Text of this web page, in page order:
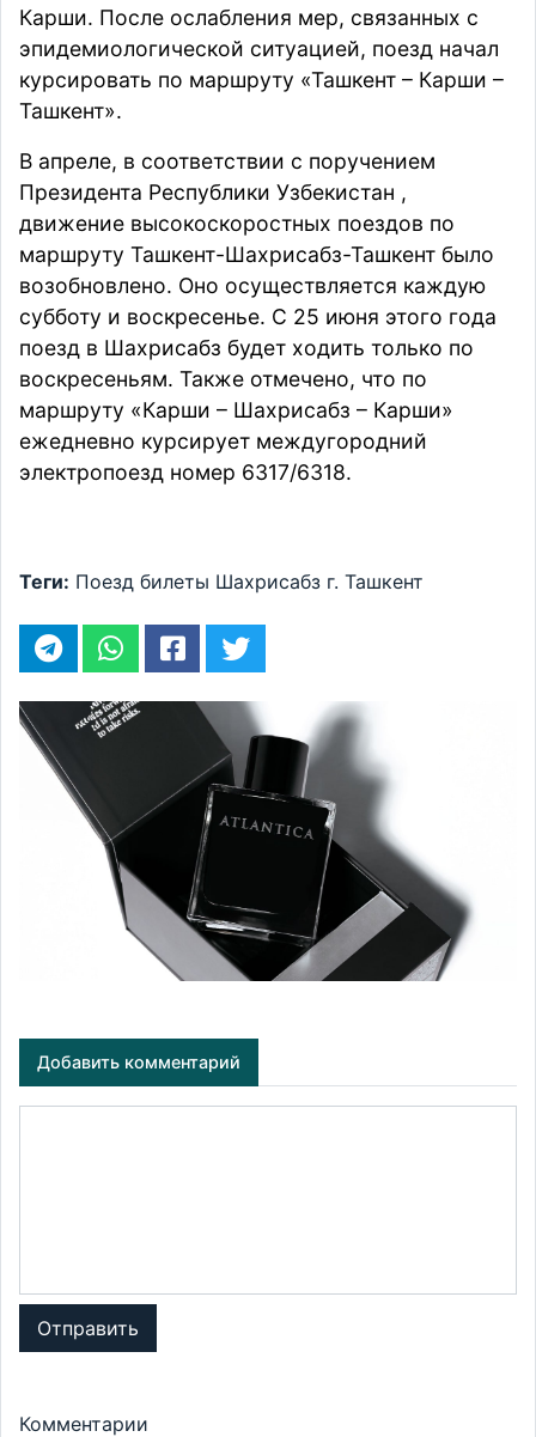
Карши. После ослабления мер, связанных с
эпидемиологической ситуацией, поезд начал
курсировать по маршруту «Ташкент – Карши –
Ташкент».
В апреле, в соответствии с поручением
Президента Республики Узбекистан ,
движение высокоскоростных поездов по
маршруту Ташкент-Шахрисабз-Ташкент было
возобновлено. Оно осуществляется каждую
субботу и воскресенье. С 25 июня этого года
поезд в Шахрисабз будет ходить только по
воскресеньям. Также отмечено, что по
маршруту «Карши – Шахрисабз – Карши»
ежедневно курсирует междугородний
электропоезд номер 6317/6318.
Теги: Поезд билеты Шахрисабз г. Ташкент
Добавить комментарий
Отправить
Комментарии